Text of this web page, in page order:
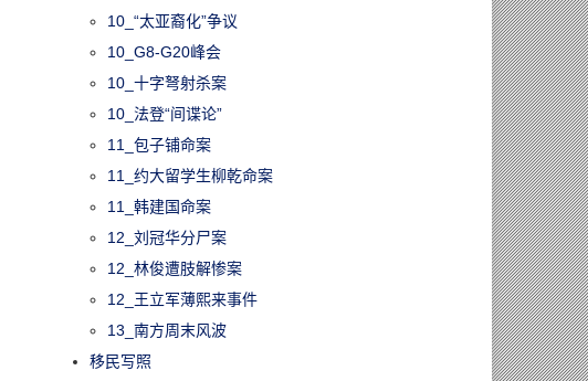
10_“太亚裔化”争议
10_G8-G20峰会
10_十字弩射杀案
10_法登“间谍论”
11_包子铺命案
11_约大留学生柳乾命案
11_韩建国命案
12_刘冠华分尸案
12_林俊遭肢解惨案
12_王立军薄熙来事件
13_南方周末风波
移民写照